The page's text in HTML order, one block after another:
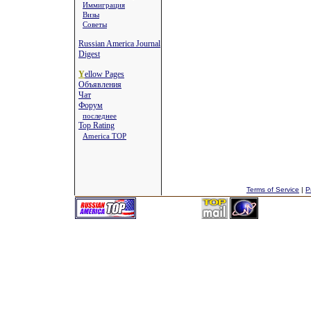
Иммиграция
Визы
Советы
Russian America Journal
Digest
Yellow Pages
Объявления
Чат
Форум
последнее
Top Rating
America TOP
Terms of Service |